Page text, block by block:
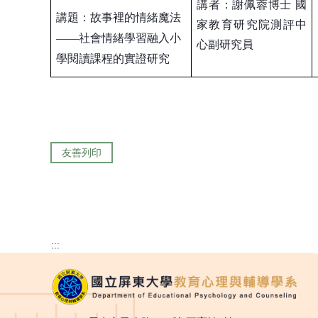
講題：故事裡的情緒魔法
——社會情緒學習融入小
學閱讀課程的實證研究
講者：謝佩蓉博士 國
家教育研究院測評中
心副研究員
友善列印
:::